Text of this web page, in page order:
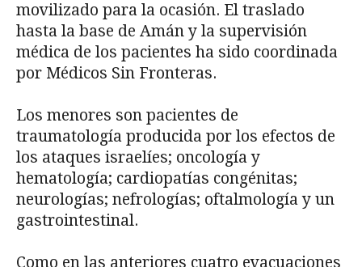
movilizado para la ocasión. El traslado
hasta la base de Amán y la supervisión
médica de los pacientes ha sido coordinada
por Médicos Sin Fronteras.
Los menores son pacientes de
traumatología producida por los efectos de
los ataques israelíes; oncología y
hematología; cardiopatías congénitas;
neurologías; nefrologías; oftalmología y un
gastrointestinal.
Como en las anteriores cuatro evacuaciones